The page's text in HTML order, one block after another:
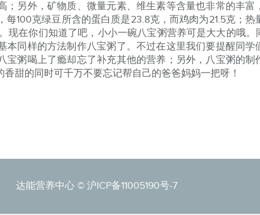
；另外，矿物质、微量元素、维生素等含量也非常的丰富
100克绿豆所含的蛋白质是23.8克，而鸡肉为21.5克；
现在你们知道了吧，小小一碗八宝粥营养可是大大的哦
本同样的方法制作八宝粥了。不过在这里我们要提醒同学
宝粥喝上了瘾却忘了补充其他的营养；另外，八宝粥的
甜的同时可千万不要忘记帮自己的爸爸妈妈一把呀！
达能营养中心 © 沪ICP备11005190号-7